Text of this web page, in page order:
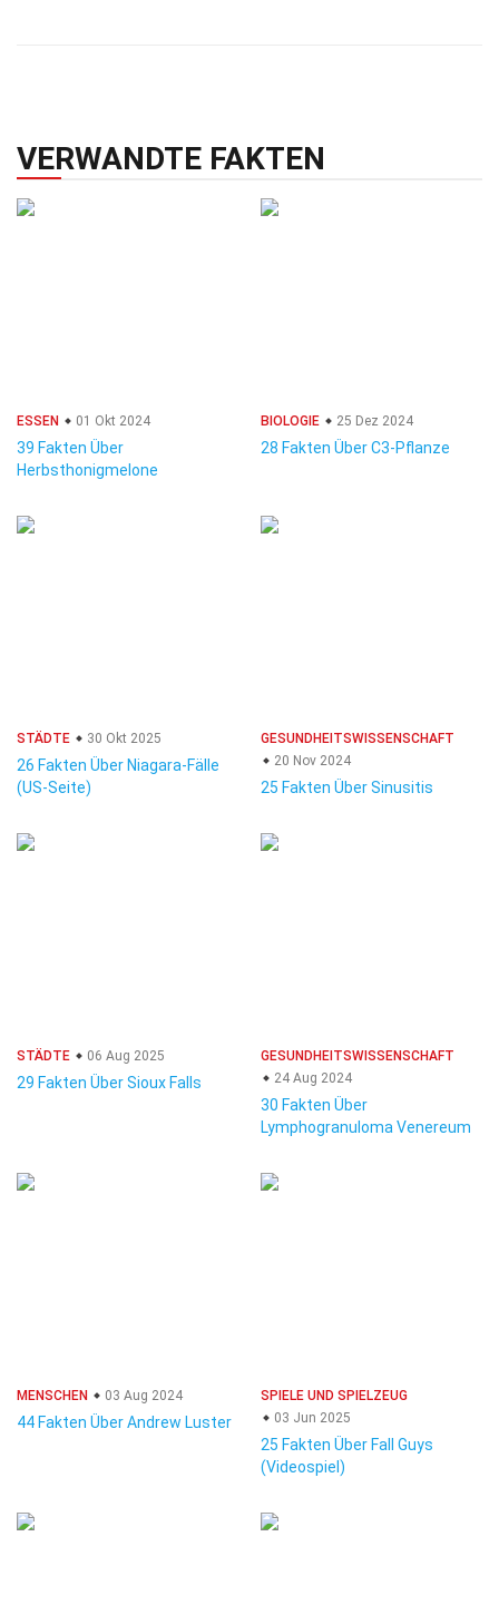
VERWANDTE FAKTEN
ESSEN 01 Okt 2024
39 Fakten Über
Herbsthonigmelone
BIOLOGIE 25 Dez 2024
28 Fakten Über C3-Pflanze
STÄDTE 30 Okt 2025
26 Fakten Über Niagara-Fälle
(US-Seite)
GESUNDHEITSWISSENSCHAFT
20 Nov 2024
25 Fakten Über Sinusitis
STÄDTE 06 Aug 2025
29 Fakten Über Sioux Falls
GESUNDHEITSWISSENSCHAFT
24 Aug 2024
30 Fakten Über
Lymphogranuloma Venereum
MENSCHEN 03 Aug 2024
44 Fakten Über Andrew Luster
SPIELE UND SPIELZEUG
03 Jun 2025
25 Fakten Über Fall Guys
(Videospiel)